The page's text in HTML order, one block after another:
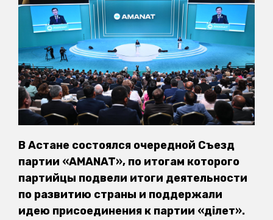
В Астане состоялся очередной Съезд
партии «AMANAT», по итогам которого
партийцы подвели итоги деятельности
по развитию страны и поддержали
идею присоединения к партии «Әділет».